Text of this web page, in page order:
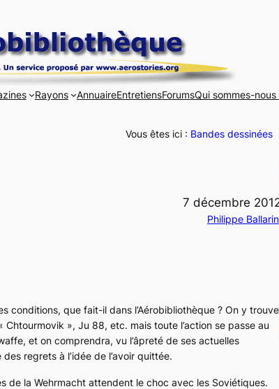
Rayons AnnuaireEntretiensForumsQui sommes-nous
Vous êtes ici : Bandes dessinées
7 décembre
Philippe
conditions, que fait-il dans l’Aérobibliothèque ? On y trouve
Chtourmovik », Ju 88, etc. mais toute l’action se passe au
, et on comprendra, vu l’âpreté de ses actuelles
regrets à l’idée de l’avoir quittée.
de la Wehrmacht attendent le choc avec les Soviétiques.